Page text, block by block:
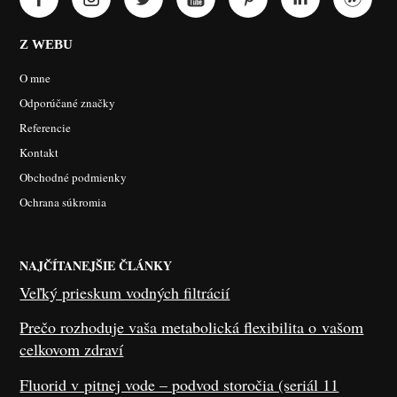
Z WEBU
O mne
Odporúčané značky
Referencie
Kontakt
Obchodné podmienky
Ochrana súkromia
NAJČÍTANEJŠIE ČLÁNKY
Veľký prieskum vodných filtrácií
Prečo rozhoduje vaša metabolická flexibilita o vašom
celkovom zdraví
Fluorid v pitnej vode – podvod storočia (seriál 11